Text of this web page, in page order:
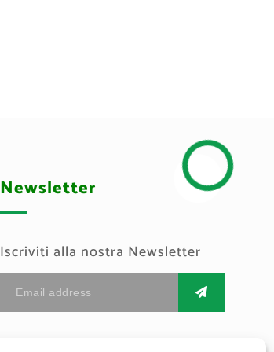
Newsletter
Iscriviti alla nostra Newsletter